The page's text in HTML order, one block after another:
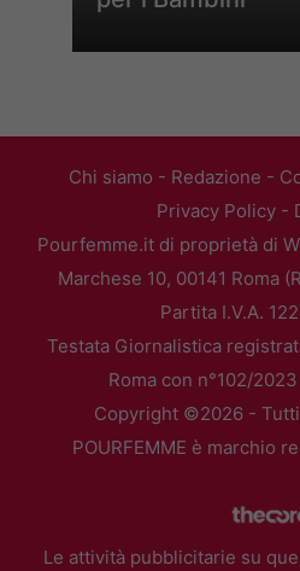
Chi siamo - Redazione -
Privacy Policy-
Pourfemme.it di proprietà di
Marchese 10, 00141 Roma
Partita I.V.A.
Testata Giornalistica
Roma con n°102/
Copyright ©2026 -
POURFEMME è marchio
Le attività pubblicitarie su